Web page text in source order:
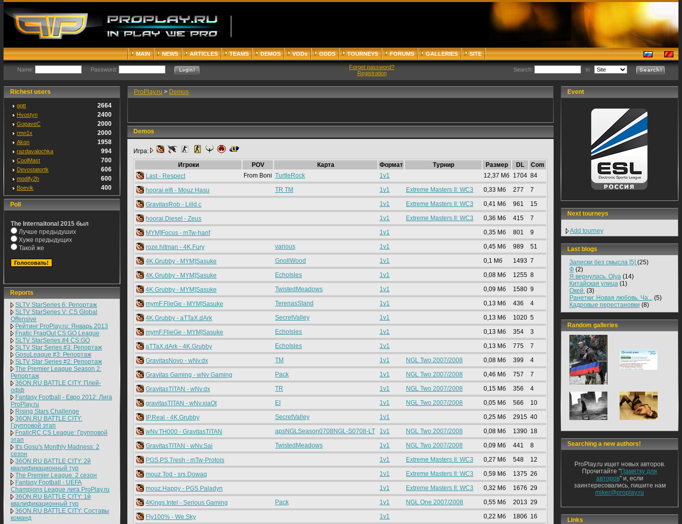
MAIN NEWS ARTICLES TEAMS DEMOS VODs ODDS TOURNEYS FORUMS GALLERIES SITE
Name: Password:
Forget password?
Registration
Search: in
Richest users
ggtt 2664
Hvostyn 2400
GopaveC 2000
rmn1x 2000
Akon 1958
razdavalochka 994
CoolMast 700
Devostatortk 606
modify2h 600
Boevik 400
Poll
The Internaitonal 2015 был
Лучше предыдуших
Хуже предыдущих
Такой же
Reports
SLTV StarSeries 6: Репортаж
SLTV StarSeries V: CS Global
Offensive
Рейтинг ProPlay.ru: Январь 2013
Fnatic FragOut CS:GO League
SLTV StarSeries #4 CS:GO
SLTV Star Series #3: Репортаж
GosuLeague #3: Репортаж
SLTV Star Series #2: Репортаж
The Premier League Season 2:
Репортаж
36ON.RU BATTLE CITY: Плей-
офф
Fantasy Football - Евро 2012: Лига
ProPlay.ru
Rising Stars Challenge
36ON.RU BATTLE CITY:
Групповой этап
FnaticRC CS League: Групповой
этап
It's Gosu's Monthly Madness: 2
сезон
36ON.RU BATTLE CITY: 2й
квалификационный тур
The Premier League: 2 cезон
Fantasy Football - UEFA
Champions League лига ProPlay.ru
36ON.RU BATTLE CITY: 1й
квалификационный тур
36ON.RU BATTLE CITY: Составы
команд
ProPlay.ru > Demos
Demos
Игра:
Игроки
POV Карта Формат Турнир Размер DL
Com
Last - Respect
From Boni TurtleRock 1v1 12,37 Mб 1704 84
hoorai.elfi - Mouz.Hasu TR TM 1v1 Extreme Masters II: WC3 0,33 Mб 277 7
GravitasRob - Liild.c 1v1 Extreme Masters II: WC3 0,41 Mб 961 15
hoorai.Diesel - Zeus 1v1 Extreme Masters II: WC3 0,36 Mб 415 7
MYM]Focus - mTw-hanf 1v1 0,35 Mб 801 9
roze.hitman - 4K.Fury various 1v1 0,45 Mб 989 51
4K.Grubby - MYM]Sasuke GnollWood 1v1 0,1 Mб 1493 7
4K.Grubby - MYM]Sasuke EchoIsles 1v1 0,08 Mб 1255 8
4K.Grubby - MYM]Sasuke TwistedMeadows 1v1 0,09 Mб 1580 9
mymF.FlieGe - MYM]Sasuke TerenasStand 1v1 0,13 Mб 436 4
4K.Grubby - aTTaX.dArk SecretValley 1v1 0,13 Mб 1020 5
mymF.FlieGe - MYM]Sasuke EchoIsles 1v1 0,13 Mб 354 3
aTTaX.dArk - 4K.Grubby EchoIsles 1v1 0,13 Mб 775 7
GravitasNovo - wNv.dx TM 1v1 NGL Two 2007/2008 0,08 Mб 399 4
Gravitas Gaming - wNv Gaming Pack 1v1 NGL Two 2007/2008 0,46 Mб 757 7
GravitasTITAN - wNv.dx TR 1v1 NGL Two 2007/2008 0,15 Mб 356 4
gravitasTITAN - wNv.xiaOt EI 1v1 NGL Two 2007/2008 0,05 Mб 566 10
IP.Real - 4K.Grubby SecretValley 1v1 0,25 Mб 2915 40
wNv.TH000 - GravitasTITAN apsNGLSeason0708NGL-S0708-LT 1v1 NGL Two 2007/2008 0,08 Mб 1390 18
GravitasTITAN - wNv.Sai TwistedMeadows 1v1 NGL Two 2007/2008 0,09 Mб 441 8
PGS.PS.Tresh - mTw-Protois 1v1 Extreme Masters II: WC3 0,27 Mб 548 12
mouz.Tod - srs.Dowaq 1v1 Extreme Masters II: WC3 0,59 Mб 1375 26
mouz.Happy - PGS.Paladyn 1v1 Extreme Masters II: WC3 0,32 Mб 1676 29
4Kings.Intel - Serious Gaming Pack 1v1 NGL One 2007/2008 0,55 Mб 2013 29
Fly100% - We.Sky 1v1 0,22 Mб 1806 16
Event
Next tourneys
Add tourney
Last blogs
Записки без смысла [5] (25)
Ф(2)
Я вернулась. Olya(14)
Китайская улица(1)
Окей.(3)
Ранетки: Новая любовь. Ча...(5)
Кадровые перестановки (8)
Random galleries
Searching a new authors!
ProPlay.ru ищет новых авторов.
Прочитайте "Памятку для
авторов" и, если
заинтересовались, пишите нам
miker@proplay.ru
Links